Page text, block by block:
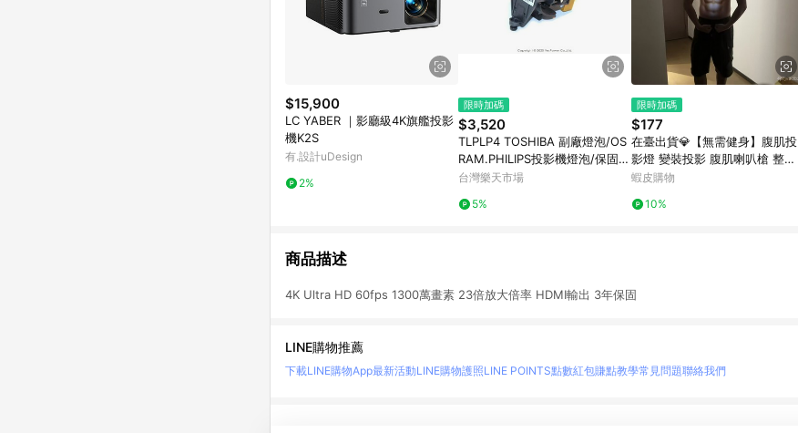
$15,900
LC YABER ｜影廳級4K旗艦投影
機K2S
有.設計uDesign
2%
限時加碼
$3,520
TLPLP4 TOSHIBA 副廠燈泡/OS
RAM.PHILIPS投影機燈泡/保固半
年
台灣樂天市場
5%
限時加碼
$177
在臺出貨💎【無需健身】腹肌投
影燈 變裝投影 腹肌喇叭槍 整蠱
腹肌 語音玩具 可錄音 手持投影
蝦皮購物
10%
商品描述
4K Ultra HD 60fps 1300萬畫素 23倍放大倍率 HDMI輸出 3年保固
LINE購物推薦
下載LINE購物App最新活動LINE購物護照LINE POINTS點數紅包賺點教學常見問題聯絡我們